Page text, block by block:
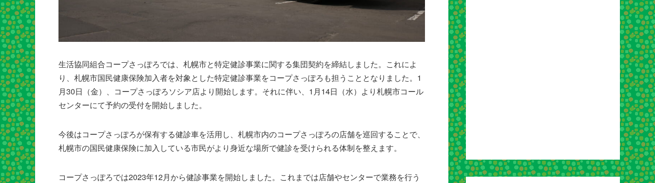
生活協同組合コープさっぽろでは、札幌市と特定健診事業に関する集団契約を締結しました。これによ
り、札幌市国民健康保険加入者を対象とした特定健診事業をコープさっぽろも担うこととなりました。1
月30日（金）、コープさっぽろソシア店より開始します。それに伴い、1月14日（水）より札幌市コール
センターにて予約の受付を開始しました。
今後はコープさっぽろが保有する健診車を活用し、札幌市内のコープさっぽろの店舗を巡回することで、
札幌市の国民健康保険に加入している市民がより身近な場所で健診を受けられる体制を整えます。
コープさっぽろでは2023年12月から健診事業を開始しました。これまでは店舗やセンターで業務を行う